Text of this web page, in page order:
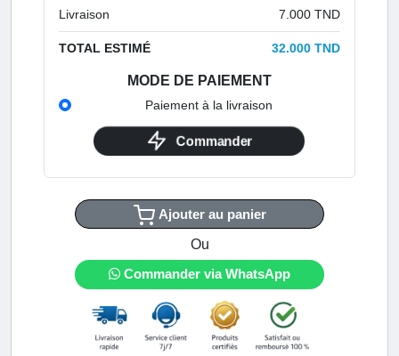
Livraison
7.000 TND
TOTAL ESTIMÉ 32.000 TND
MODE DE PAIEMENT
Paiement à la livraison
Commander
Ajouter au panier
Ou
Commander via WhatsApp